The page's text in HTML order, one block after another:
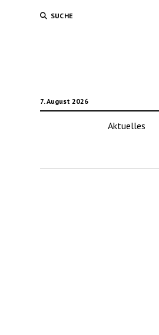
SUCHE
7. August 2026
Aktuelles